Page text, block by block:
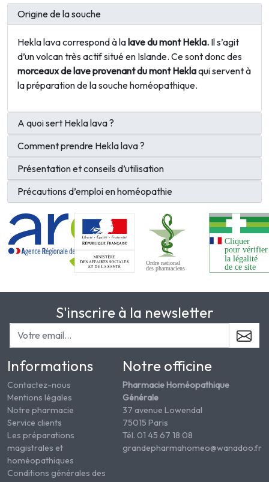
Origine de la souche
Hekla lava correspond à lalave du mont Hekla. Il s’agit
d’un volcan très actif situé en Islande. Ce sont donc des
morceaux de lave provenant du mont Heklaqui servent à
la préparation de la souche homéopathique.
A quoi sert Hekla lava ?
Comment prendre Hekla lava ?
Présentation et conseils d’utilisation
Précautions d’emploi en homéopathie
S'inscrire à la newsletter
Informations
Contactez-nous
Mentions légales
Notre pharmacie
Service clients
Les préparations
magistrales et
homéopathiques
Conditions générales des
Notre officine
Pharmacie Homéopathique
Générale
37 avenue Lowendal
75015 Paris
Tél. 01 45 67 18 08
grandepharmahomeo@wanadoo.fr